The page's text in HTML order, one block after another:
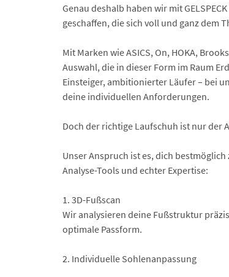
Genau deshalb haben wir mit
geschaffen, die sich voll und ganz dem
Mit Marken wie ASICS, On, HOKA,
Auswahl, die in dieser Form im Raum
Einsteiger, ambitionierter Läufer – bei
deine individuellen Anforderungen.
Doch der richtige Laufschuh ist nur der
Unser Anspruch ist es, dich
Analyse-Tools und echter Expertise:
1. 3D-Fußscan
Wir analysieren deine Fußstruktur
optimale Passform.
2. Individuelle Sohlenanpassung